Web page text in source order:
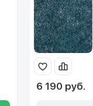
6 190 руб.